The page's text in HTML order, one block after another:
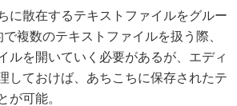
散在するテキストファイルをグルー
複数のテキストファイルを扱う際、
ルを開いていく必要があるが、エディ
しておけば、あちこちに保存されたテ
が可能。